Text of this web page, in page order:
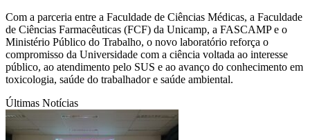
Com a parceria entre a Faculdade de Ciências Médicas, a Faculdade
de Ciências Farmacêuticas (FCF) da Unicamp, a FASCAMP e o
Ministério Público do Trabalho, o novo laboratório reforça o
compromisso da Universidade com a ciência voltada ao interesse
público, ao atendimento pelo SUS e ao avanço do conhecimento em
toxicologia, saúde do trabalhador e saúde ambiental.
Últimas Notícias